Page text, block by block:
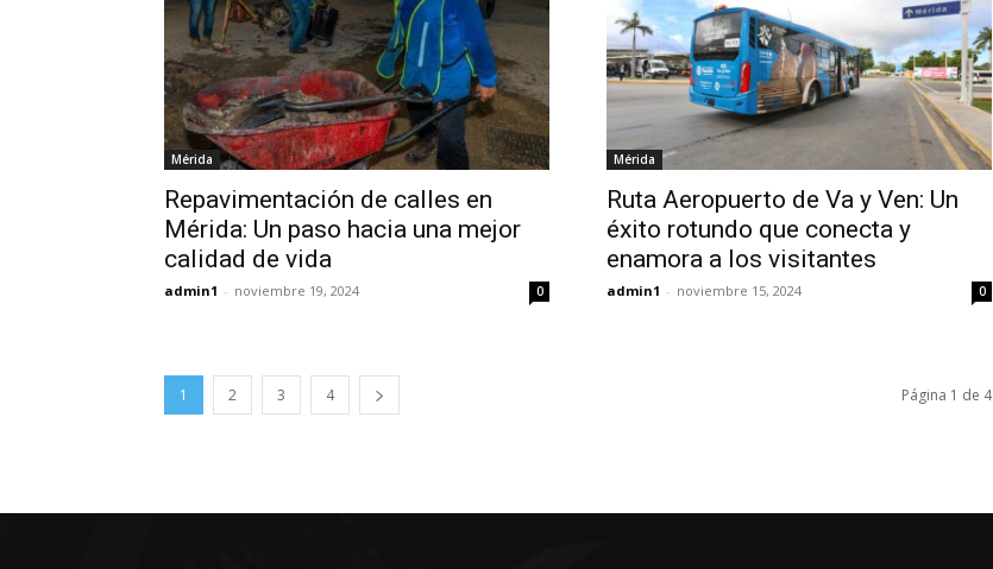
Mérida
Repavimentación de calles en
Mérida: Un paso hacia una mejor
calidad de vida
admin1 - noviembre 19, 2024 0
Mérida
Ruta Aeropuerto de Va y Ven: Un
éxito rotundo que conecta y
enamora a los visitantes
admin1 - noviembre 15, 2024 0
1 2 3 4 Página 1 de 4